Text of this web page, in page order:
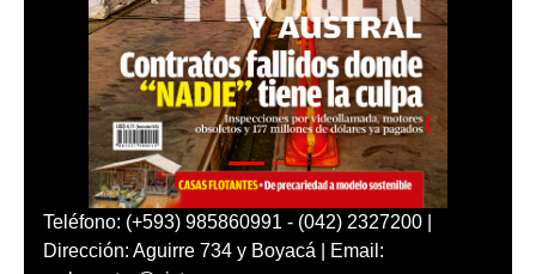
Teléfono: (+593) 985860991 - (042) 2327200 |
Dirección: Aguirre 734 y Boyacá | Email: